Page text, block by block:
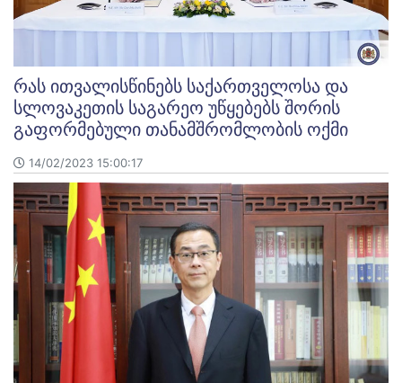
რას ითვალისწინებს საქართველოსა და
სლოვაკეთის საგარეო უწყებებს შორის
გაფორმებული თანამშრომლობის ოქმი
14/02/2023 15:00:17